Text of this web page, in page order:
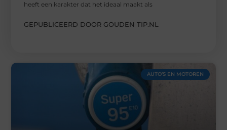
heeft een karakter dat het ideaal maakt als
GEPUBLICEERD DOOR GOUDEN TIP.NL
AUTO’S EN MOTOREN